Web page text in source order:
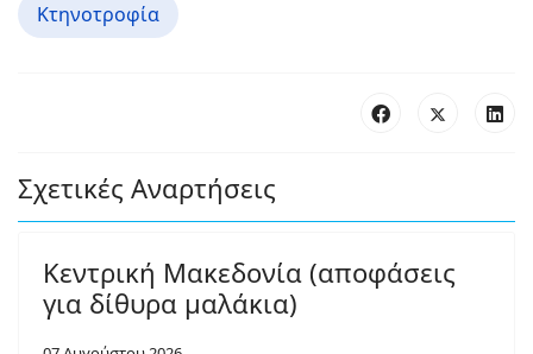
Κτηνοτροφία
Σχετικές Αναρτήσεις
Κεντρική Μακεδονία (αποφάσεις
για δίθυρα μαλάκια)